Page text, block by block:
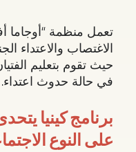
تعمل منظمة “أوجاما
الاغتصاب والاعتداء
حيث تقوم بتعليم
في حالة حدوث اعتداء.
برنامج كينيا
على النوع